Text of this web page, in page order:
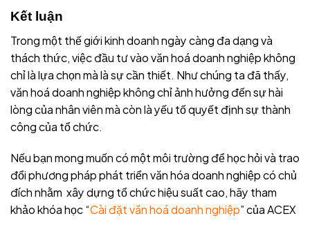
Kết luận
Trong một thế giới kinh doanh ngày càng đa dạng và
thách thức, việc đầu tư vào văn hoá doanh nghiệp không
chỉ là lựa chọn mà là sự cần thiết. Như chúng ta đã thấy,
văn hoá doanh nghiệp không chỉ ảnh hưởng đến sự hài
lòng của nhân viên mà còn là yếu tố quyết định sự thành
công của tổ chức.
Nếu bạn mong muốn có một môi trường để học hỏi và trao
đổi phương pháp phát triển văn hóa doanh nghiệp có chủ
đích nhằm xây dựng tổ chức hiệu suất cao, hãy tham
khảo khóa học “Cài đặt văn hoá doanh nghiệp” của ACEX